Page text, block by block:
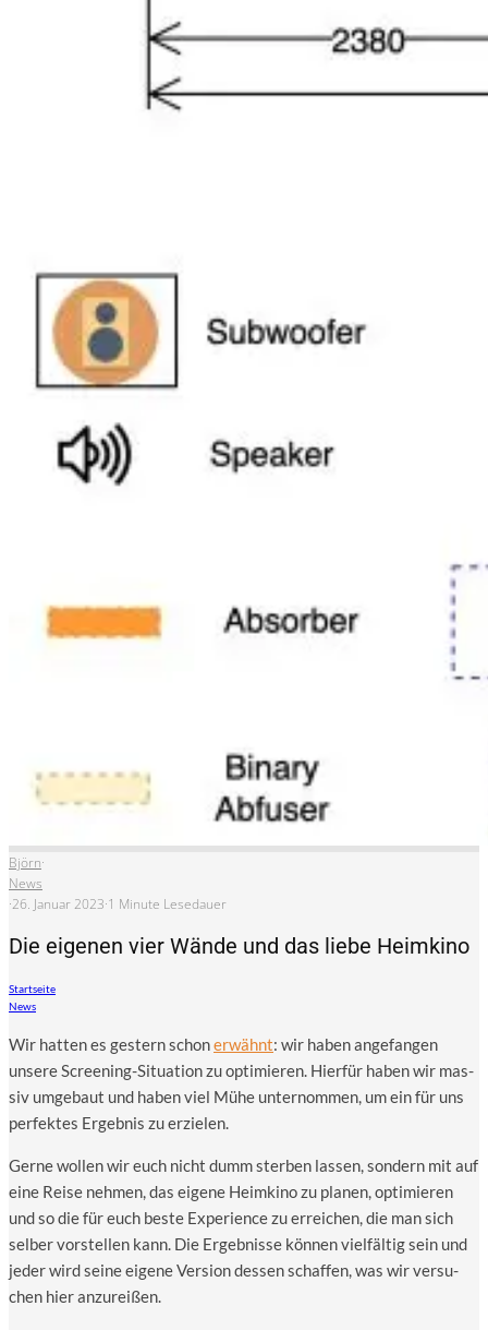
Björn·
News
·26. Januar 2023·1 Minute Lesedauer
Die eigenen vier Wände und das liebe Heimkino
Startseite
News
Wir hat­ten es ges­tern schonerwähnt: wir haben ange­fan­gen
unse­re Scree­ning-Situa­ti­on zu opti­mie­ren. Hier­für haben wir mas­
siv umge­baut und haben viel Mühe unter­nom­men, um ein für uns
per­fek­tes Ergeb­nis zu erzielen.
Ger­ne wol­len wir euch nicht dumm ster­ben las­sen, son­dern mit auf
eine Rei­se neh­men, das eige­ne Heim­ki­no zu pla­nen, opti­mie­ren
und so die für euch bes­te Expe­ri­ence zu errei­chen, die man sich
sel­ber vor­stel­len kann. Die Ergeb­nis­se kön­nen viel­fäl­tig sein und
jeder wird sei­ne eige­ne Ver­si­on des­sen schaf­fen, was wir ver­su­
chen hier anzureißen.